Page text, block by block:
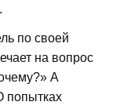
по своей
на вопрос
А
попытках